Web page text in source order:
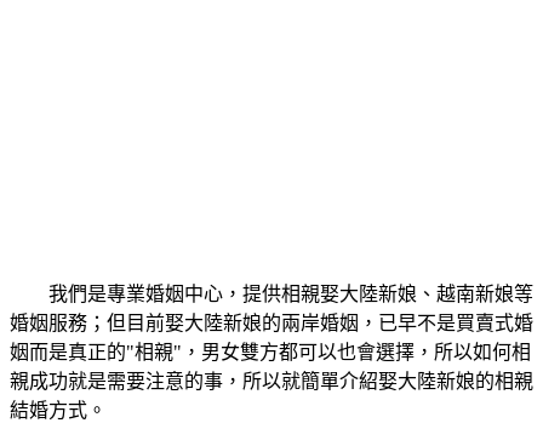
我們是專業婚姻中心，提供相親娶大陸新娘、越南新娘等
婚姻服務；但目前娶大陸新娘的兩岸婚姻，已早不是買賣式婚
姻而是真正的"相親"，男女雙方都可以也會選擇，所以如何相
親成功就是需要注意的事，所以就簡單介紹娶大陸新娘的相親
結婚方式。